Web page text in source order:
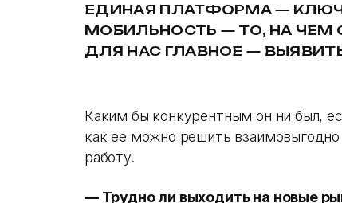
ЕДИНАЯ ПЛАТФОРМА —
МОБИЛЬНОСТЬ — ТО, НА
ДЛЯ НАС ГЛАВНОЕ —
Каким бы конкурентным он ни был,
как ее можно решить
работу.
— Трудно ли выходить на новые